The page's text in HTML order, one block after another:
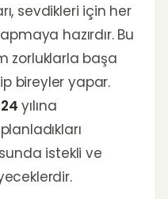
sevdikleri için her
hazırdır. Bu
zorluklarla başa
bireyler yapar.
yılına
istekli ve